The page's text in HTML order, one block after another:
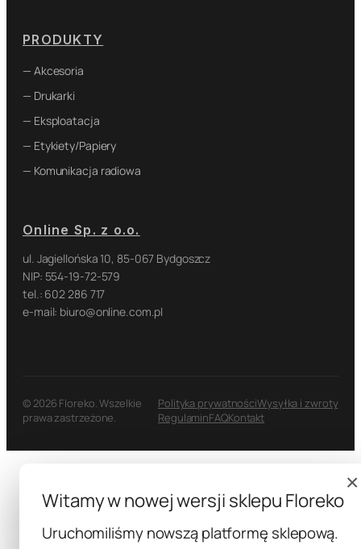
PRODUKTY
— Akcesoria
— Drukarki
— Eksploatacja
— Etykiety/Papiery
— Komunikacja radiowa
Online Sp. z o.o.
ul. Jagiellońska 10, 85-067 Bydgoszcz
NIP: 554-19-72-579
tel.: 602 286 717
e-mail: biuro@online.com.pl
© 2026 Floreko. Wszelkie
prawa zastrzeżone.
Polityka prywatnościWysyłka i zwroty
RegulaminFAQKontakt
×
Witamy w nowej wersji sklepu Floreko
Uruchomiliśmy nowszą platformę sklepową.